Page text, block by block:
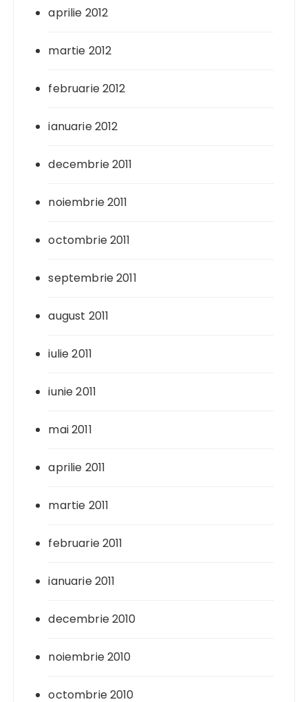
aprilie 2012
martie 2012
februarie 2012
ianuarie 2012
decembrie 2011
noiembrie 2011
octombrie 2011
septembrie 2011
august 2011
iulie 2011
iunie 2011
mai 2011
aprilie 2011
martie 2011
februarie 2011
ianuarie 2011
decembrie 2010
noiembrie 2010
octombrie 2010